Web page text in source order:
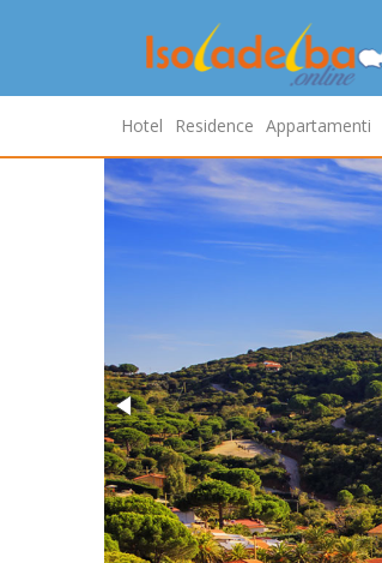
Hotel Residence Appartamenti